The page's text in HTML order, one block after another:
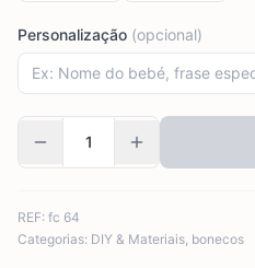
Personalização (opcional)
REF: fc 64
Categorias: DIY & Materiais, bonecos